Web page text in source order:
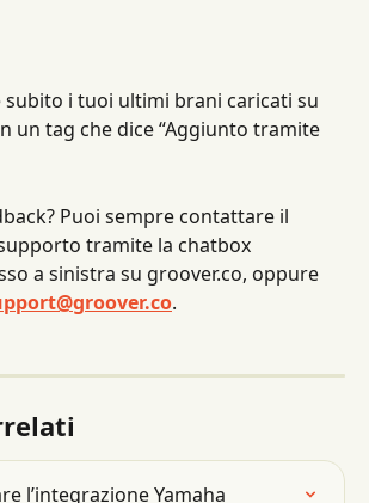
subito i tuoi ultimi brani caricati su
un tag che dice “Aggiunto tramite
Puoi sempre contattare il
tramite la chatbox
a sinistra su groover.co, oppure
.
l’integrazione Yamaha